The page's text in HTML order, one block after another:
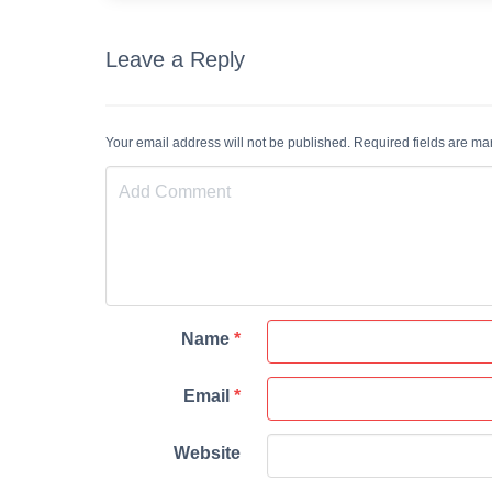
Leave a Reply
Your email address will not be published. Required fields are
Name *
Email *
Website